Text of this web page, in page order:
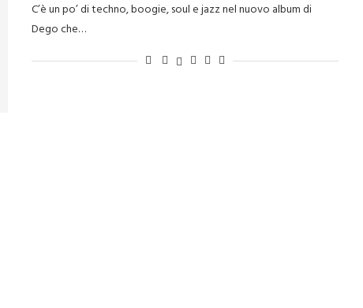
C’è un po’ di techno, boogie, soul e jazz nel nuovo album di
Dego che…